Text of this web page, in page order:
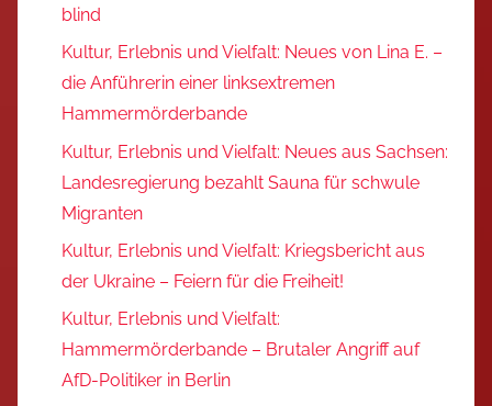
blind
Kultur, Erlebnis und Vielfalt: Neues von Lina E. –
die Anführerin einer linksextremen
Hammermörderbande
Kultur, Erlebnis und Vielfalt: Neues aus Sachsen:
Landesregierung bezahlt Sauna für schwule
Migranten
Kultur, Erlebnis und Vielfalt: Kriegsbericht aus
der Ukraine – Feiern für die Freiheit!
Kultur, Erlebnis und Vielfalt:
Hammermörderbande – Brutaler Angriff auf
AfD-Politiker in Berlin